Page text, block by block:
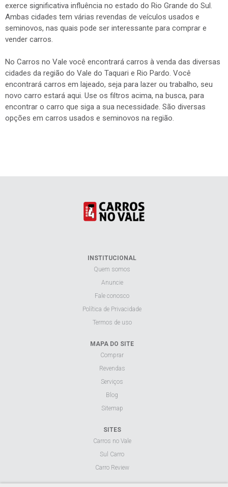
exerce significativa influência no estado do Rio Grande do Sul.
Ambas cidades tem várias revendas de veículos usados e
seminovos, nas quais pode ser interessante para comprar e
vender carros.
No Carros no Vale você encontrará carros à venda das diversas
cidades da região do Vale do Taquari e Rio Pardo. Você
encontrará carros em lajeado, seja para lazer ou trabalho, seu
novo carro estará aqui. Use os filtros acima, na busca, para
encontrar o carro que siga a sua necessidade. São diversas
opções em carros usados e seminovos na região.
INSTITUCIONAL
Quem somos
Anuncie
Fale conosco
Política de Privacidade
Termos de uso
MAPA DO SITE
Comprar
Revendas
Serviços
Blog
Sitemap
SITES
Carros no Vale
Sul Carro
Carro Review